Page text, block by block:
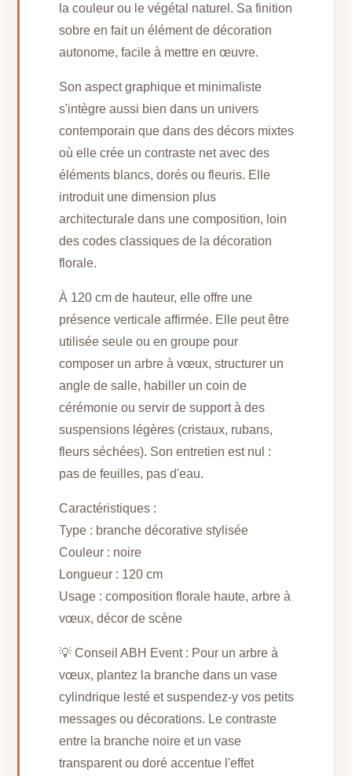
la couleur ou le végétal naturel. Sa finition
sobre en fait un élément de décoration
autonome, facile à mettre en œuvre.
Son aspect graphique et minimaliste
s'intègre aussi bien dans un univers
contemporain que dans des décors mixtes
où elle crée un contraste net avec des
éléments blancs, dorés ou fleuris. Elle
introduit une dimension plus
architecturale dans une composition, loin
des codes classiques de la décoration
florale.
À 120 cm de hauteur, elle offre une
présence verticale affirmée. Elle peut être
utilisée seule ou en groupe pour
composer un arbre à vœux, structurer un
angle de salle, habiller un coin de
cérémonie ou servir de support à des
suspensions légères (cristaux, rubans,
fleurs séchées). Son entretien est nul :
pas de feuilles, pas d'eau.
Caractéristiques :
Type : branche décorative stylisée
Couleur : noire
Longueur : 120 cm
Usage : composition florale haute, arbre à
vœux, décor de scène
💡 Conseil ABH Event : Pour un arbre à
vœux, plantez la branche dans un vase
cylindrique lesté et suspendez-y vos petits
messages ou décorations. Le contraste
entre la branche noire et un vase
transparent ou doré accentue l'effet